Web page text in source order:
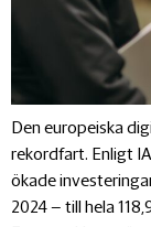
Den europeiska
rekordfart. Enligt
ökade
2024 – till hela